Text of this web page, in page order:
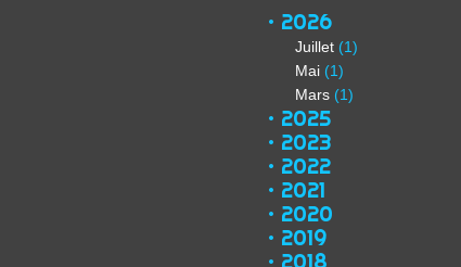
2026
Juillet (1)
Mai (1)
Mars (1)
2025
2023
2022
2021
2020
2019
2018